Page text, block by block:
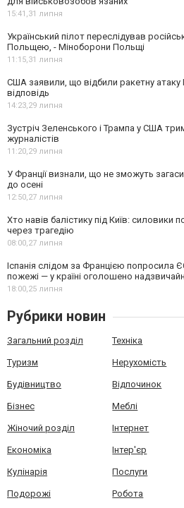
15:41,31 липня
Український пілот переслідував
Польщею, - Міноборони Польщі
11:15,31 липня
США заявили, що відбили ракетну атаку
відповідь
14:23,29 липня
Зустріч Зеленського і Трампа у США
журналістів
11:20,29 липня
У Франції визнали, що не зможуть
до осені
12:50,27 липня
Хто навів балістику під Київ: силовики
через трагедію
08:00,27 липня
Іспанія слідом за Францією попросила
пожежі — у країні оголошено
18:00,25 липня
Рубрики новин
Загальний розділ Техніка
Туризм Нерухомість
Будівництво Відпочинок
Бізнес Меблі
Жіночий розділ Інтернет
Економіка Інтер'єр
Кулінарія Послуги
Подорожі Робота